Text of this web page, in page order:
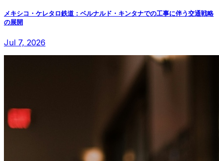
メキシコ・ケレタロ鉄道：ベルナルド・キンタナでの工事に伴う交通戦略
の展開
Jul 7, 2026